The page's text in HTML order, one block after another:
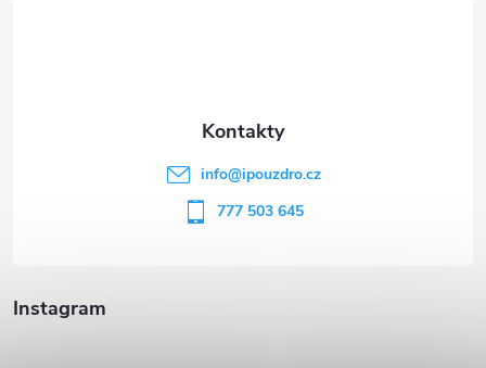
Instagram
info@ipouzdro.cz
777 503 645